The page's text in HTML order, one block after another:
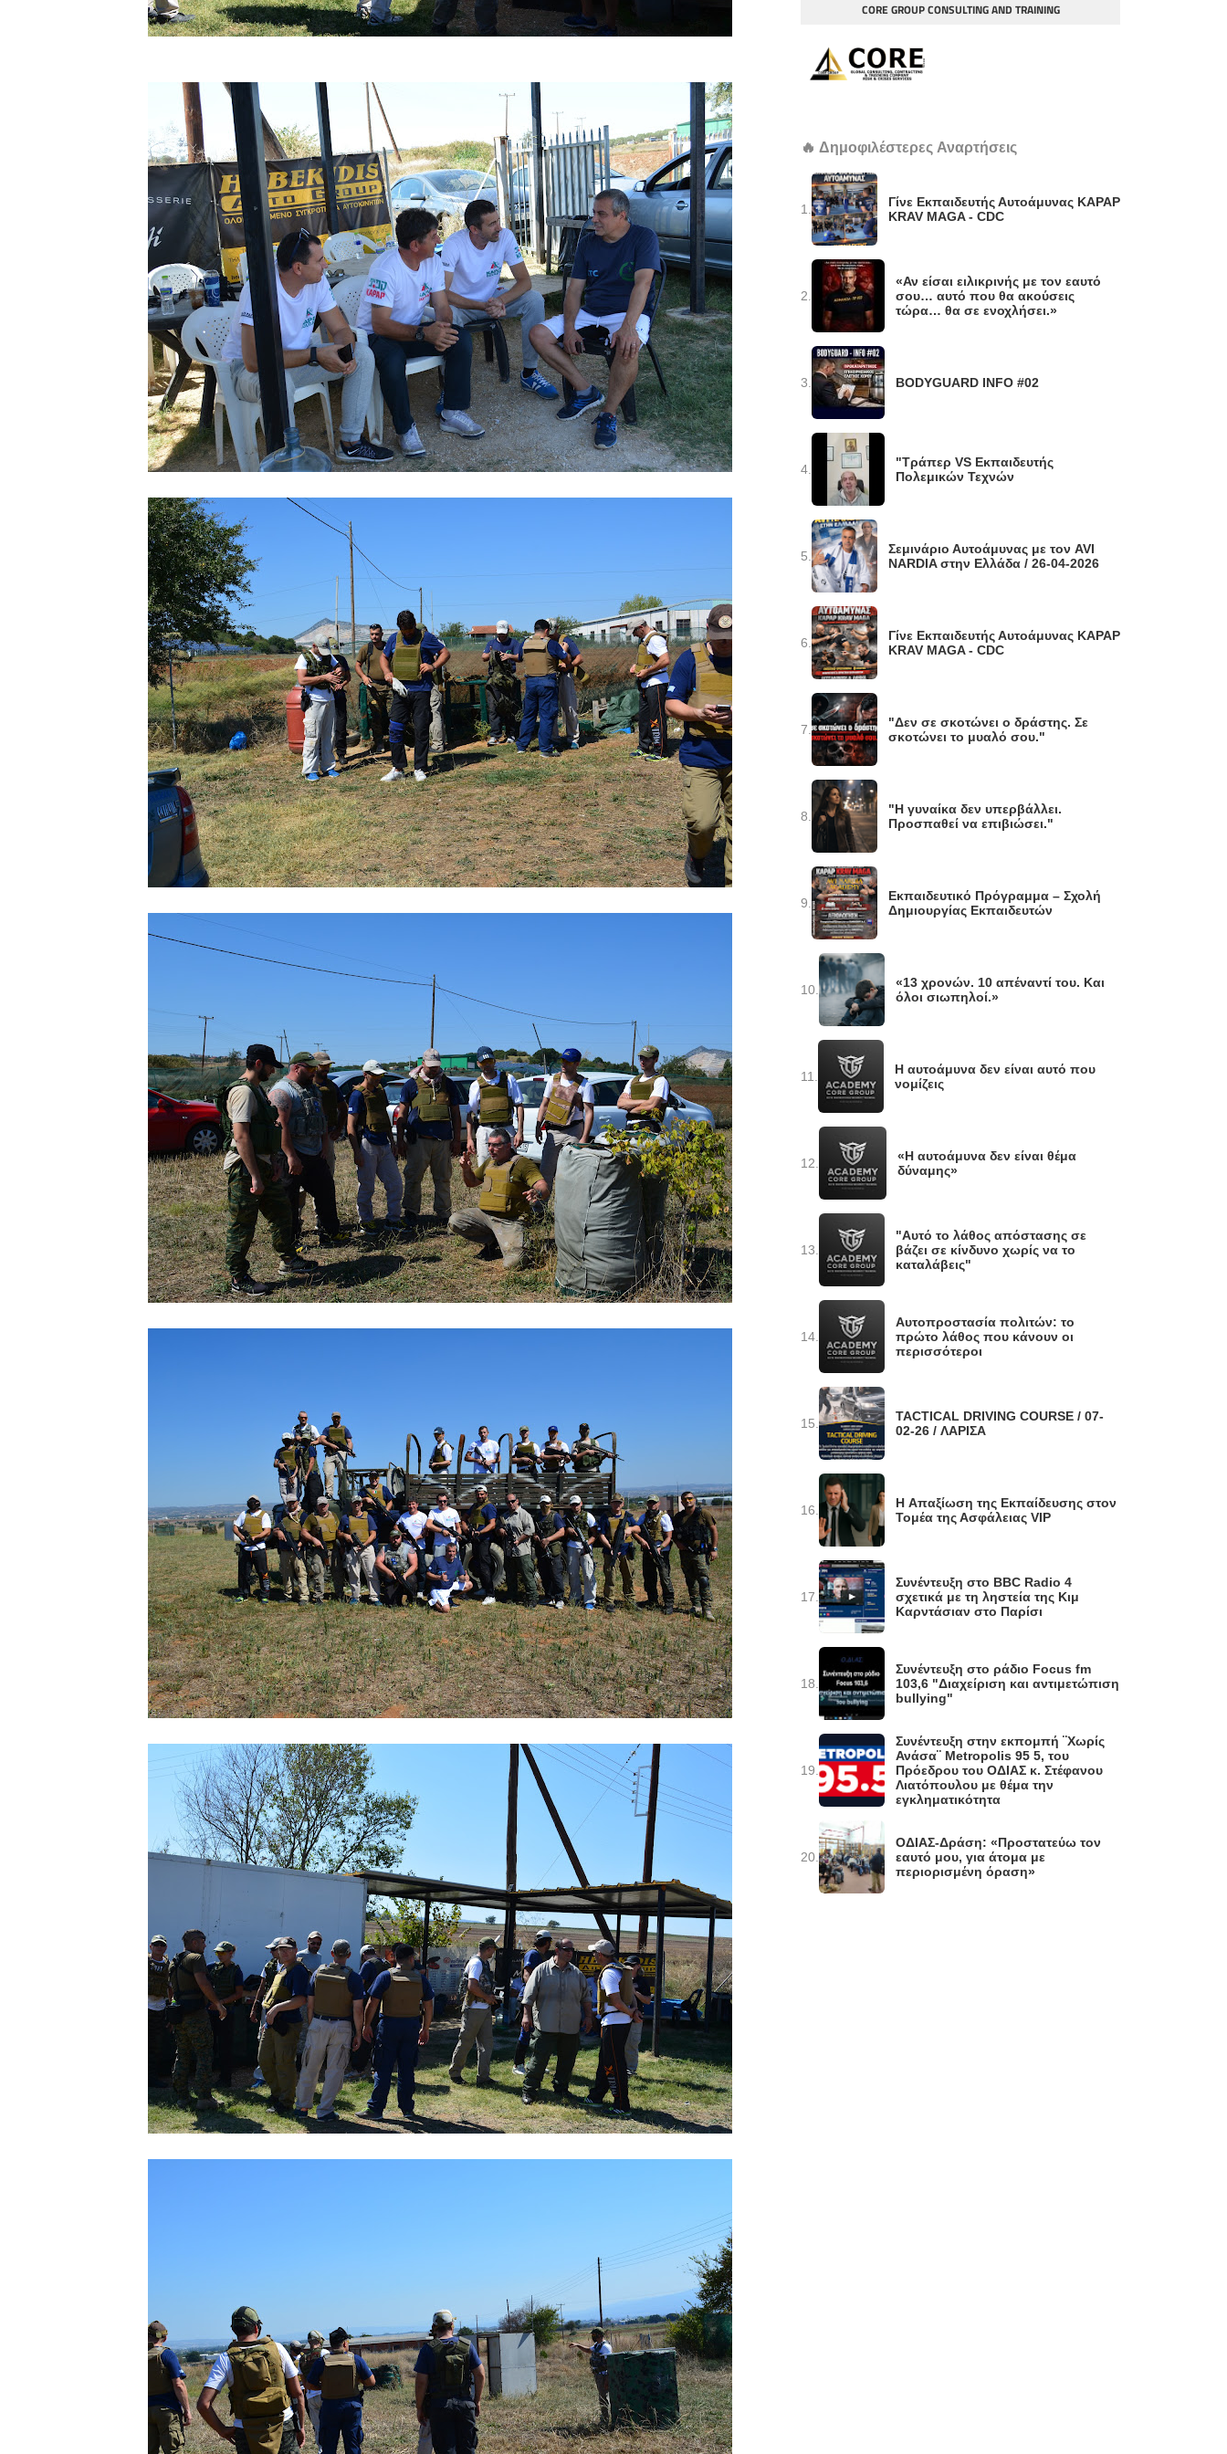
CORE GROUP CONSULTING AND TRAINING
🔥 Δημοφιλέστερες Αναρτήσεις
1.
Γίνε Εκπαιδευτής Αυτοάμυνας KAPAP
KRAV MAGA - CDC
2.
«Αν είσαι ειλικρινής με τον εαυτό
σου… αυτό που θα ακούσεις
τώρα… θα σε ενοχλήσει.»
3. BODYGUARD INFO #02
4.
"Τράπερ VS Εκπαιδευτής
Πολεμικών Τεχνών
5.
Σεμινάριο Αυτοάμυνας με τον AVI
NARDIA στην Ελλάδα / 26-04-2026
6.
Γίνε Εκπαιδευτής Αυτοάμυνας KAPAP
KRAV MAGA - CDC
7.
"Δεν σε σκοτώνει ο δράστης. Σε
σκοτώνει το μυαλό σου."
8.
"Η γυναίκα δεν υπερβάλλει.
Προσπαθεί να επιβιώσει."
9.
Εκπαιδευτικό Πρόγραμμα – Σχολή
Δημιουργίας Εκπαιδευτών
10.
«13 χρονών. 10 απέναντί του. Και
όλοι σιωπηλοί.»
11.
Η αυτοάμυνα δεν είναι αυτό που
νομίζεις
12.
«Η αυτοάμυνα δεν είναι θέμα
δύναμης»
13.
"Αυτό το λάθος απόστασης σε
βάζει σε κίνδυνο χωρίς να το
καταλάβεις"
14.
Αυτοπροστασία πολιτών: το
πρώτο λάθος που κάνουν οι
περισσότεροι
15.
TACTICAL DRIVING COURSE / 07-
02-26 / ΛΑΡΙΣΑ
16.
H Απαξίωση της Εκπαίδευσης στον
Τομέα της Ασφάλειας VIP
17.
Συνέντευξη στο BBC Radio 4
σχετικά με τη ληστεία της Κιμ
Καρντάσιαν στο Παρίσι
18.
Συνέντευξη στο ράδιο Focus fm
103,6 "Διαχείριση και αντιμετώπιση
bullying"
19.
Συνέντευξη στην εκπομπή ¨Χωρίς
Ανάσα¨ Metropolis 95 5, του
Πρόεδρου του ΟΔΙΑΣ κ. Στέφανου
Λιατόπουλου με θέμα την
εγκληματικότητα
20.
ΟΔΙΑΣ-Δράση: «Προστατεύω τον
εαυτό μου, για άτομα με
περιορισμένη όραση»